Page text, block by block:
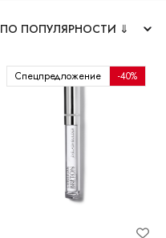
Спецпредложение -40%